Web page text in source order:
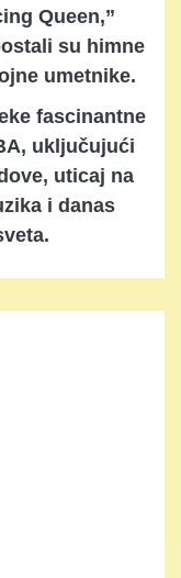
Queen,”
su himne
umetnike.
fascinantne
uključujući
uticaj na
i danas